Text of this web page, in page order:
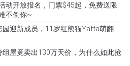
动开放报名，门票$45起，免费送限
不倒你~
园迎新成员，11岁红熊猫Yaffa萌翻
屋竟卖出130万天价，为什么如此抢